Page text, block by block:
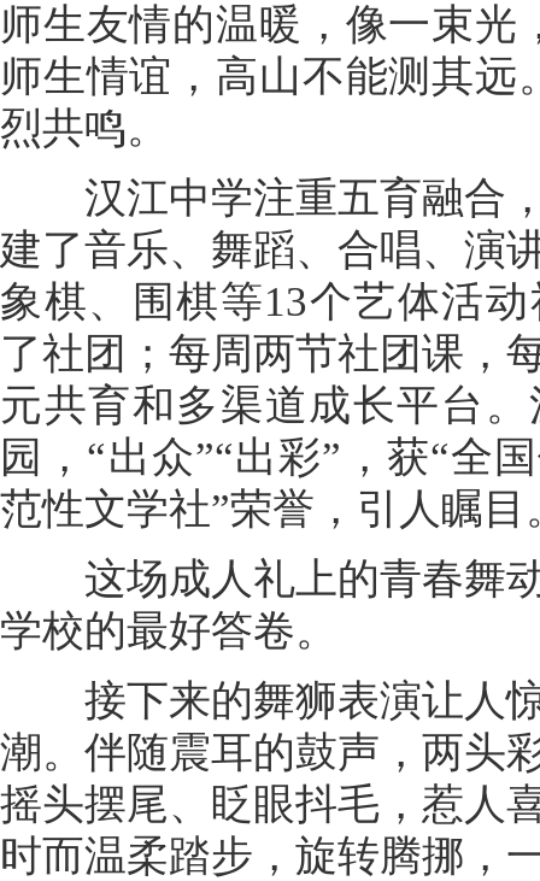
师生友情的温暖，像一束光
师生情谊，高山不能测其远
烈共鸣。
汉江中学注重五育融合，
建了音乐、舞蹈、合唱、演
象棋、围棋等13个艺体活
了社团；每周两节社团课，
元共育和多渠道成长平台
园，“出众”“出彩”，获“全
范性文学社”荣誉，引人瞩目
这场成人礼上的青春舞动
学校的最好答卷。
接下来的舞狮表演让人惊
潮。伴随震耳的鼓声，两头
摇头摆尾、眨眼抖毛，惹人
时而温柔踏步，旋转腾挪，